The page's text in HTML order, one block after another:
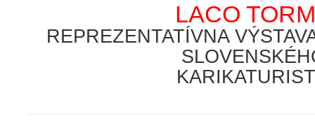
LACO
REPREZENTATÍVNA